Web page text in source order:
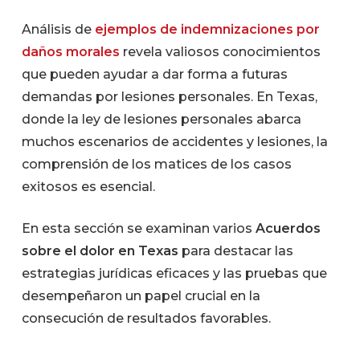
Análisis de ejemplos de indemnizaciones por
daños morales revela valiosos conocimientos
que pueden ayudar a dar forma a futuras
demandas por lesiones personales. En Texas,
donde la ley de lesiones personales abarca
muchos escenarios de accidentes y lesiones, la
comprensión de los matices de los casos
exitosos es esencial.
En esta sección se examinan varios Acuerdos
sobre el dolor en Texas para destacar las
estrategias jurídicas eficaces y las pruebas que
desempeñaron un papel crucial en la
consecución de resultados favorables.